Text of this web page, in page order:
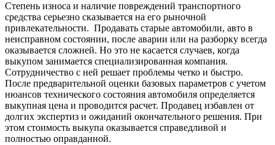
Степень износа и наличие повреждений транспортного
средства серьезно сказывается на его рыночной
привлекательности. Продавать старые автомобили, авто в
неисправном состоянии, после аварии или на разборку всегда
оказывается сложней. Но это не касается случаев, когда
выкупом занимается специализированная компания.
Сотрудничество с ней решает проблемы четко и быстро.
После предварительной оценки базовых параметров с учетом
нюансов технического состояния автомобиля определяется
выкупная цена и проводится расчет. Продавец избавлен от
долгих экспертиз и ожиданий окончательного решения. При
этом стоимость выкупа оказывается справедливой и
полностью оправданной.